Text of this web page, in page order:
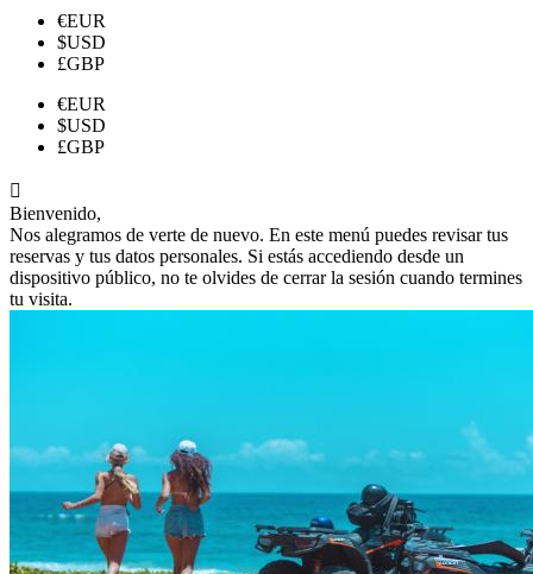
€EUR
$USD
£GBP
€EUR
$USD
£GBP

Bienvenido,
Nos alegramos de verte de nuevo. En este menú puedes revisar tus
reservas y tus datos personales. Si estás accediendo desde un
dispositivo público, no te olvides de cerrar la sesión cuando termines
tu visita.